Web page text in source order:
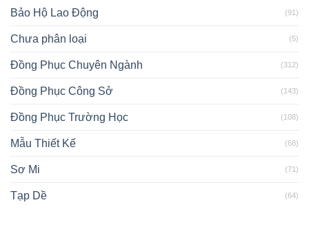
Bảo Hộ Lao Động (91)
Chưa phân loại (5)
Đồng Phục Chuyên Ngành (312)
Đồng Phục Công Sở (143)
Đồng Phục Trường Học (108)
Mẫu Thiết Kế (68)
Sơ Mi (71)
Tạp Dề (64)